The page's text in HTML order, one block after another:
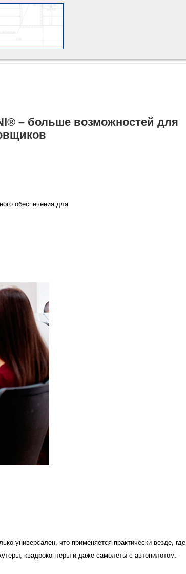
– больше возможностей для
обеспечения для
универсален, что применяется практически везде, где
квадрокоптеры и даже самолеты с автопилотом.